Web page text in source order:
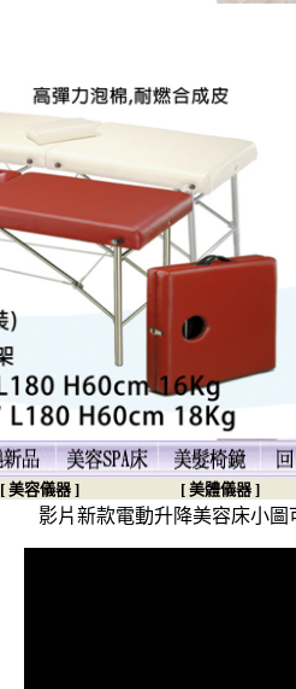
[ 美容儀器 ] [ 美體儀器 ]
影片新款電動升降美容床小圖